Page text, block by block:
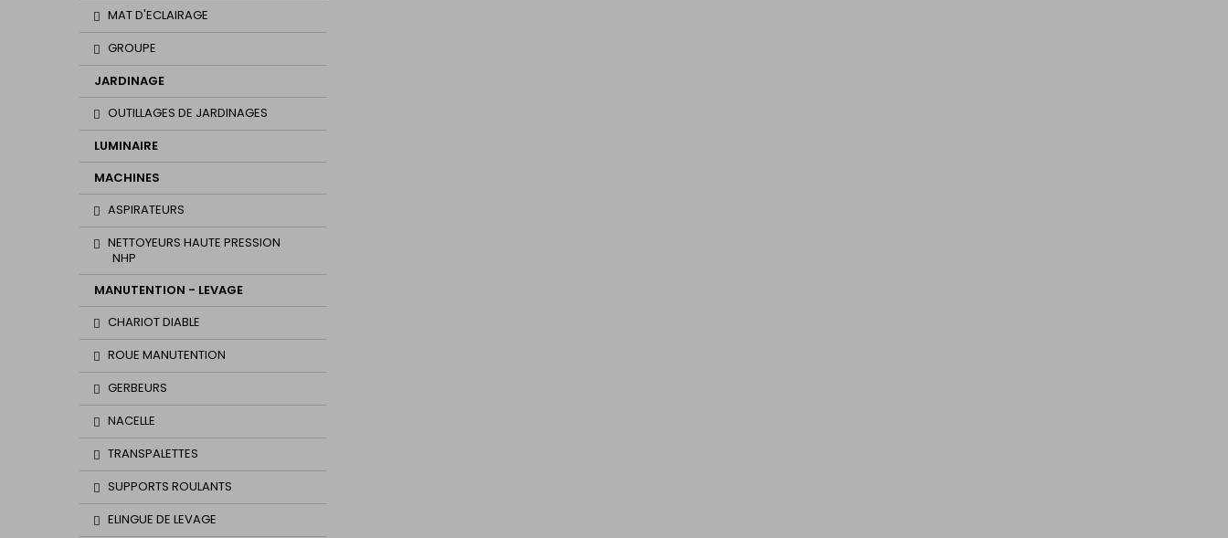
MAT D'ECLAIRAGE
GROUPE
JARDINAGE
OUTILLAGES DE JARDINAGES
LUMINAIRE
MACHINES
ASPIRATEURS
NETTOYEURS HAUTE PRESSION
NHP
MANUTENTION - LEVAGE
CHARIOT DIABLE
ROUE MANUTENTION
GERBEURS
NACELLE
TRANSPALETTES
SUPPORTS ROULANTS
ELINGUE DE LEVAGE